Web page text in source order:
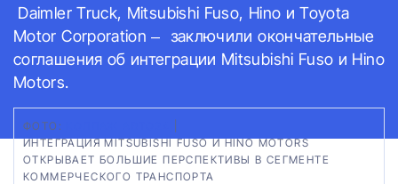
Daimler Truck, Mitsubishi Fuso, Hino и Toyota
Motor Corporation – заключили окончательные
соглашения об интеграции Mitsubishi Fuso и Hino
Motors.
ФОТО:
ИНТЕГРАЦИЯ MITSUBISHI FUSO И HINO MOTORS
ОТКРЫВАЕТ БОЛЬШИЕ ПЕРСПЕКТИВЫ В СЕГМЕНТЕ
КОММЕРЧЕСКОГО ТРАНСПОРТА